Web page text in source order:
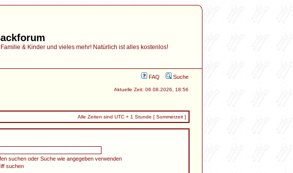
& Kinder und vieles mehr! Natürlich ist alles kostenlos!
FAQ Suche
Aktuelle Zeit: 06.08.2026, 18:56
Alle Zeiten sind UTC + 1 Stunde [ Sommerzeit ]
suchen oder Suche wie angegeben verwenden
suchen